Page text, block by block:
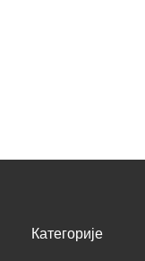
Категорије